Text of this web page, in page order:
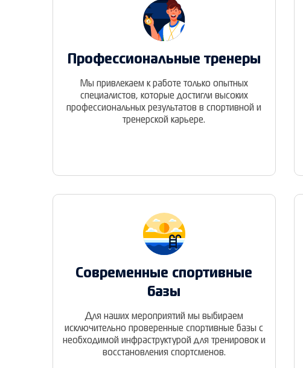
Профессиональные тренеры
Мы привлекаем к работе только опытных
специалистов, которые достигли высоких
профессиональных результатов в спортивной и
тренерской карьере.
Современные спортивные
базы
Для наших мероприятий мы выбираем
исключительно проверенные спортивные базы с
необходимой инфраструктурой для тренировок и
восстановления спортсменов.